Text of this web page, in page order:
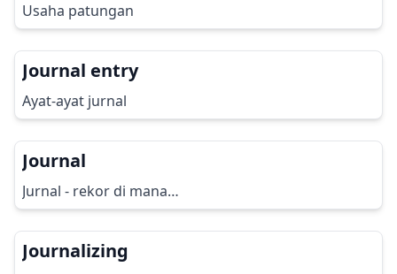
Usaha patungan
Journal entry
Ayat-ayat jurnal
Journal
Jurnal - rekor di mana…
Journalizing